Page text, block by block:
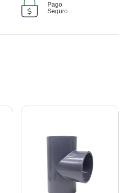
Pago
Seguro